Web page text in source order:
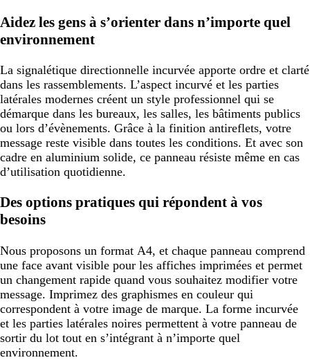
Aidez les gens à s’orienter dans n’importe quel
environnement
La signalétique directionnelle incurvée apporte ordre et clarté
dans les rassemblements. L’aspect incurvé et les parties
latérales modernes créent un style professionnel qui se
démarque dans les bureaux, les salles, les bâtiments publics
ou lors d’évènements. Grâce à la finition antireflets, votre
message reste visible dans toutes les conditions. Et avec son
cadre en aluminium solide, ce panneau résiste même en cas
d’utilisation quotidienne.
Des options pratiques qui répondent à vos
besoins
Nous proposons un format A4, et chaque panneau comprend
une face avant visible pour les affiches imprimées et permet
un changement rapide quand vous souhaitez modifier votre
message. Imprimez des graphismes en couleur qui
correspondent à votre image de marque. La forme incurvée
et les parties latérales noires permettent à votre panneau de
sortir du lot tout en s’intégrant à n’importe quel
environnement.